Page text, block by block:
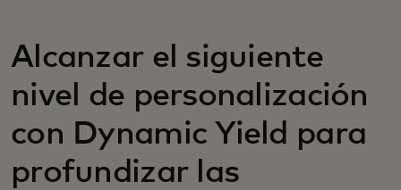
Alcanzar el siguiente
nivel de personalización
con Dynamic Yield para
profundizar las